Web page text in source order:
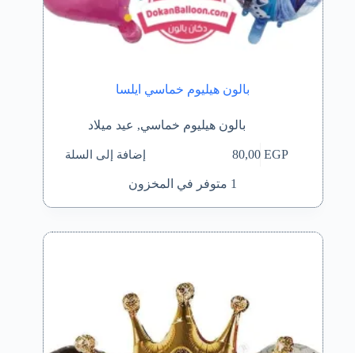
بالون هيليوم خماسي ايلسا
بالون هيليوم خماسي, عيد ميلاد
80,00EGP إضافة إلى السلة
1 متوفر في المخزون